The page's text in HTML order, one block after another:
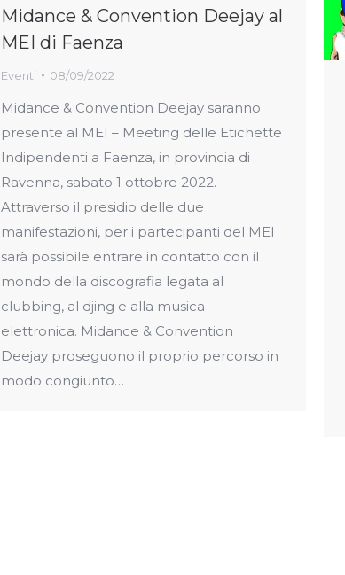
Midance & Convention Deejay al
MEI di Faenza
Eventi 08/09/2022
Midance & Convention Deejay saranno
presente al MEI – Meeting delle Etichette
Indipendenti a Faenza, in provincia di
Ravenna, sabato 1 ottobre 2022.
Attraverso il presidio delle due
manifestazioni, per i partecipanti del MEI
sarà possibile entrare in contatto con il
mondo della discografia legata al
clubbing, al djing e alla musica
elettronica. Midance & Convention
Deejay proseguono il proprio percorso in
modo congiunto…